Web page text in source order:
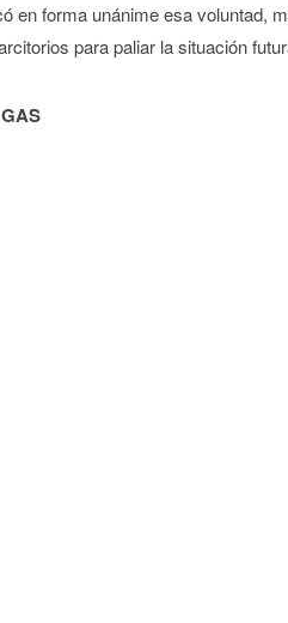
en forma unánime esa voluntad,
para paliar la situación